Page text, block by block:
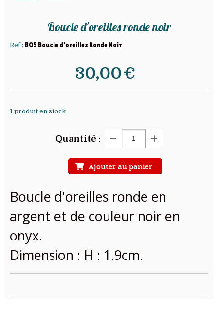
Boucle d'oreilles ronde noir
Ref : BO5 Boucle d'oreilles Ronde Noir
30,00€
1 produit en stock
Quantité :
Ajouter au panier
Boucle d'oreilles ronde en
argent et de couleur noir en
onyx.
Dimension : H : 1.9cm.